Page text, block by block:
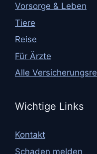
Vorsorge & Leben
Tiere
Reise
Für Ärzte
Alle
Wichtige Links
Kontakt
Schaden melden